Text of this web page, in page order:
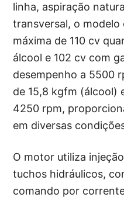
linha, aspiração
transversal, o
máxima de 110 cv
álcool e 102 cv com
desempenho a 5500
de 15,8 kgfm (álcool)
4250 rpm,
em diversas
O motor utiliza
tuchos hidráulicos,
comando por